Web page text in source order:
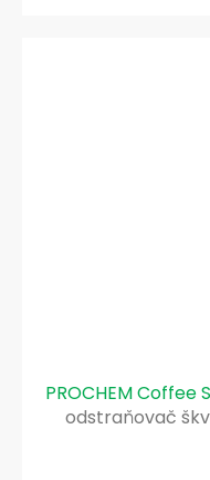
PROCHEM Coffee
odstraňovač